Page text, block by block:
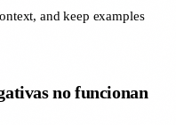
and keep examples
no funcionan